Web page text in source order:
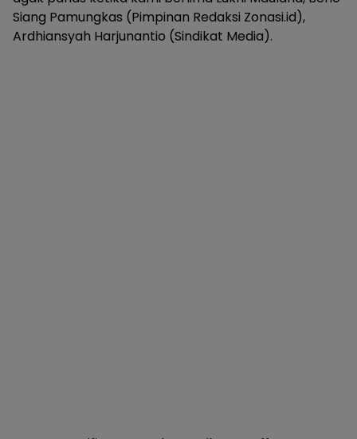
Siang Pamungkas (Pimpinan Redaksi Zonasi.id),
Ardhiansyah Harjunantio (Sindikat Media).